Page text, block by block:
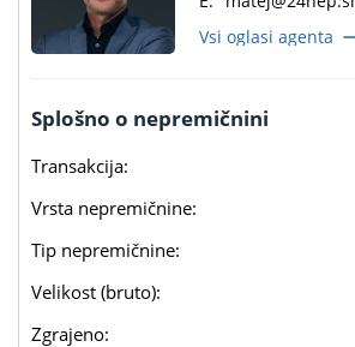
Vsi oglasi agenta
Splošno o nepremičnini
Transakcija:
Vrsta nepremičnine:
Tip nepremičnine:
Velikost (bruto):
Zgrajeno: